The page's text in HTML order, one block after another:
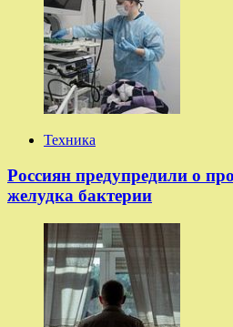
Техника
Россиян предупредили о
желудка бактерии